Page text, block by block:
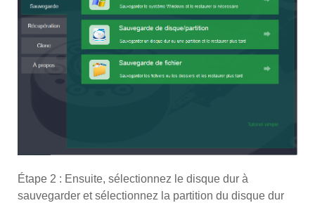
Étape 2 : Ensuite, sélectionnez le disque dur à
sauvegarder et sélectionnez la partition du disque dur